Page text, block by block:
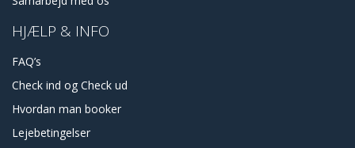
HJÆLP & INFO
FAQ’s
Check ind og Check ud
Hvordan man booker
Lejebetingelser